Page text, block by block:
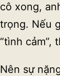
cô xong,
trọng. Nếu
“tình cảm”,
Nên sự